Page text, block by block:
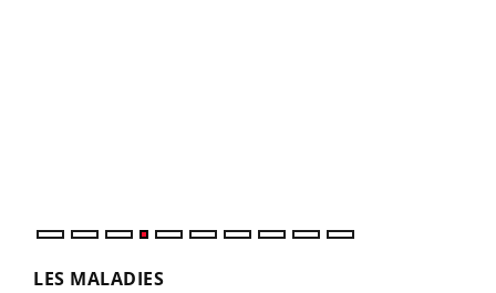
LES MALADIES